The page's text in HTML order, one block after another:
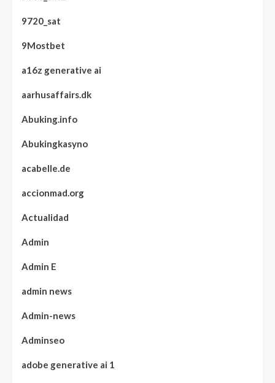
9720_sat
9Mostbet
a16z generative ai
aarhusaffairs.dk
Abuking.info
Abukingkasyno
acabelle.de
accionmad.org
Actualidad
Admin
Admin E
admin news
Admin-news
Adminseo
adobe generative ai 1